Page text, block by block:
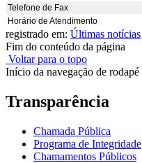
Telefone de Fax
Horário de Atendimento
registrado em: Últimas notícias
Fim do conteúdo da página
Voltar para o topo
Início da navegação de rodapé
Transparência
Chamada Pública
Programa de Integridade
Chamamentos Públicos